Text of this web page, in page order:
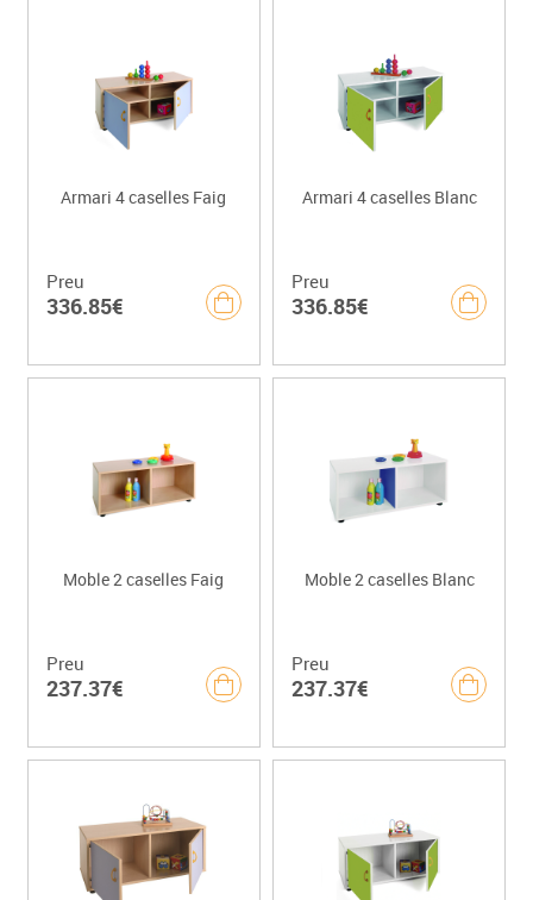
Armari 4 caselles Faig
Preu
336.85€
Armari 4 caselles Blanc
Preu
336.85€
Moble 2 caselles Faig
Preu
237.37€
Moble 2 caselles Blanc
Preu
237.37€